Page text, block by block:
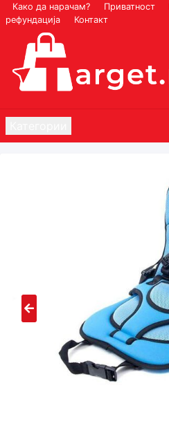
Како да нарачам? Приватност
рефундација
Контакт